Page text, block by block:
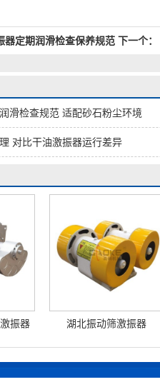
器定期润滑检查保养规范 下一个：
滑检查规范 适配砂石粉尘环境
对比干油激振器运行差异
振器 湖北振动筛激振器